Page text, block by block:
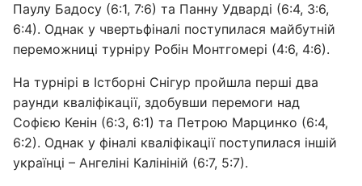
Паулу Бадосу (6:1, 7:6) та Панну Удварді (6:4, 3:6,
6:4). Однак у чвертьфіналі поступилася майбутній
переможниці турніру Робін Монтгомері (4:6, 4:6).
На турнірі в Істборні Снігур пройшла перші два
раунди кваліфікації, здобувши перемоги над
Софією Кенін (6:3, 6:1) та Петрою Марцинко (6:4,
6:2). Однак у фіналі кваліфікації поступилася іншій
українці – Ангеліні Калініній (6:7, 5:7).